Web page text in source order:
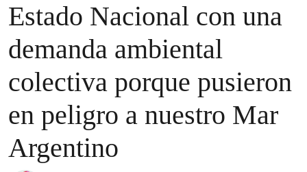
Estado Nacional con una
demanda ambiental
colectiva porque pusieron
en peligro a nuestro Mar
Argentino